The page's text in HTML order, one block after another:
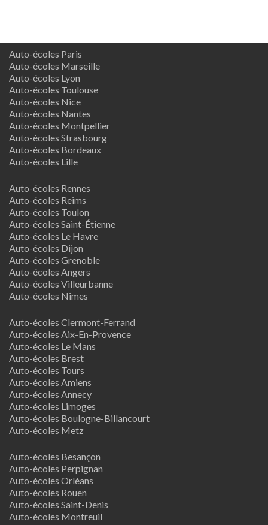
Auto-écoles Paris
Auto-écoles Marseille
Auto-écoles Lyon
Auto-écoles Toulouse
Auto-écoles Nice
Auto-écoles Nantes
Auto-écoles Montpellier
Auto-écoles Strasbourg
Auto-écoles Bordeaux
Auto-écoles Lille
Auto-écoles Rennes
Auto-écoles Reims
Auto-écoles Toulon
Auto-écoles Saint-Étienne
Auto-écoles Le Havre
Auto-écoles Dijon
Auto-écoles Grenoble
Auto-écoles Angers
Auto-écoles Villeurbanne
Auto-écoles Nîmes
Auto-écoles Clermont-Ferrand
Auto-écoles Aix-En-Provence
Auto-écoles Le Mans
Auto-écoles Brest
Auto-écoles Tours
Auto-écoles Amiens
Auto-écoles Annecy
Auto-écoles Limoges
Auto-écoles Boulogne-Billancourt
Auto-écoles Metz
Auto-écoles Besançon
Auto-écoles Perpignan
Auto-écoles Orléans
Auto-écoles Rouen
Auto-écoles Saint-Denis
Auto-écoles Montreuil